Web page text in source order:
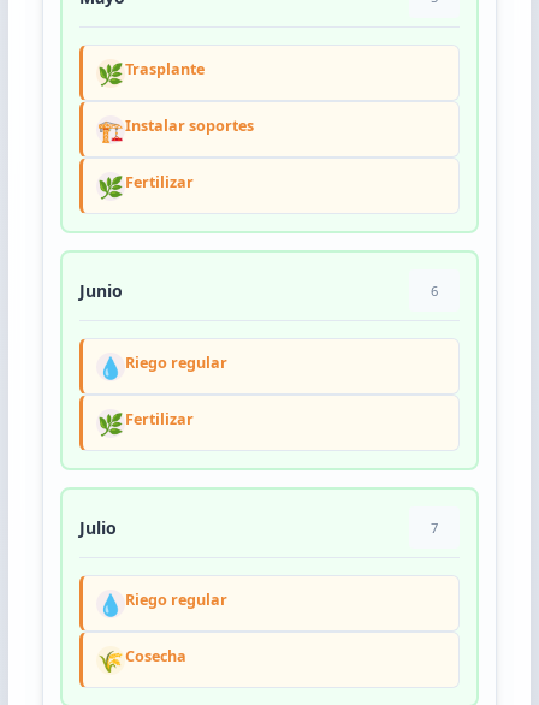
🌿Trasplante
🏗️Instalar soportes
🌿Fertilizar
Junio 6
💧 Riego regular
🌿Fertilizar
Julio 7
💧 Riego regular
🌾Cosecha